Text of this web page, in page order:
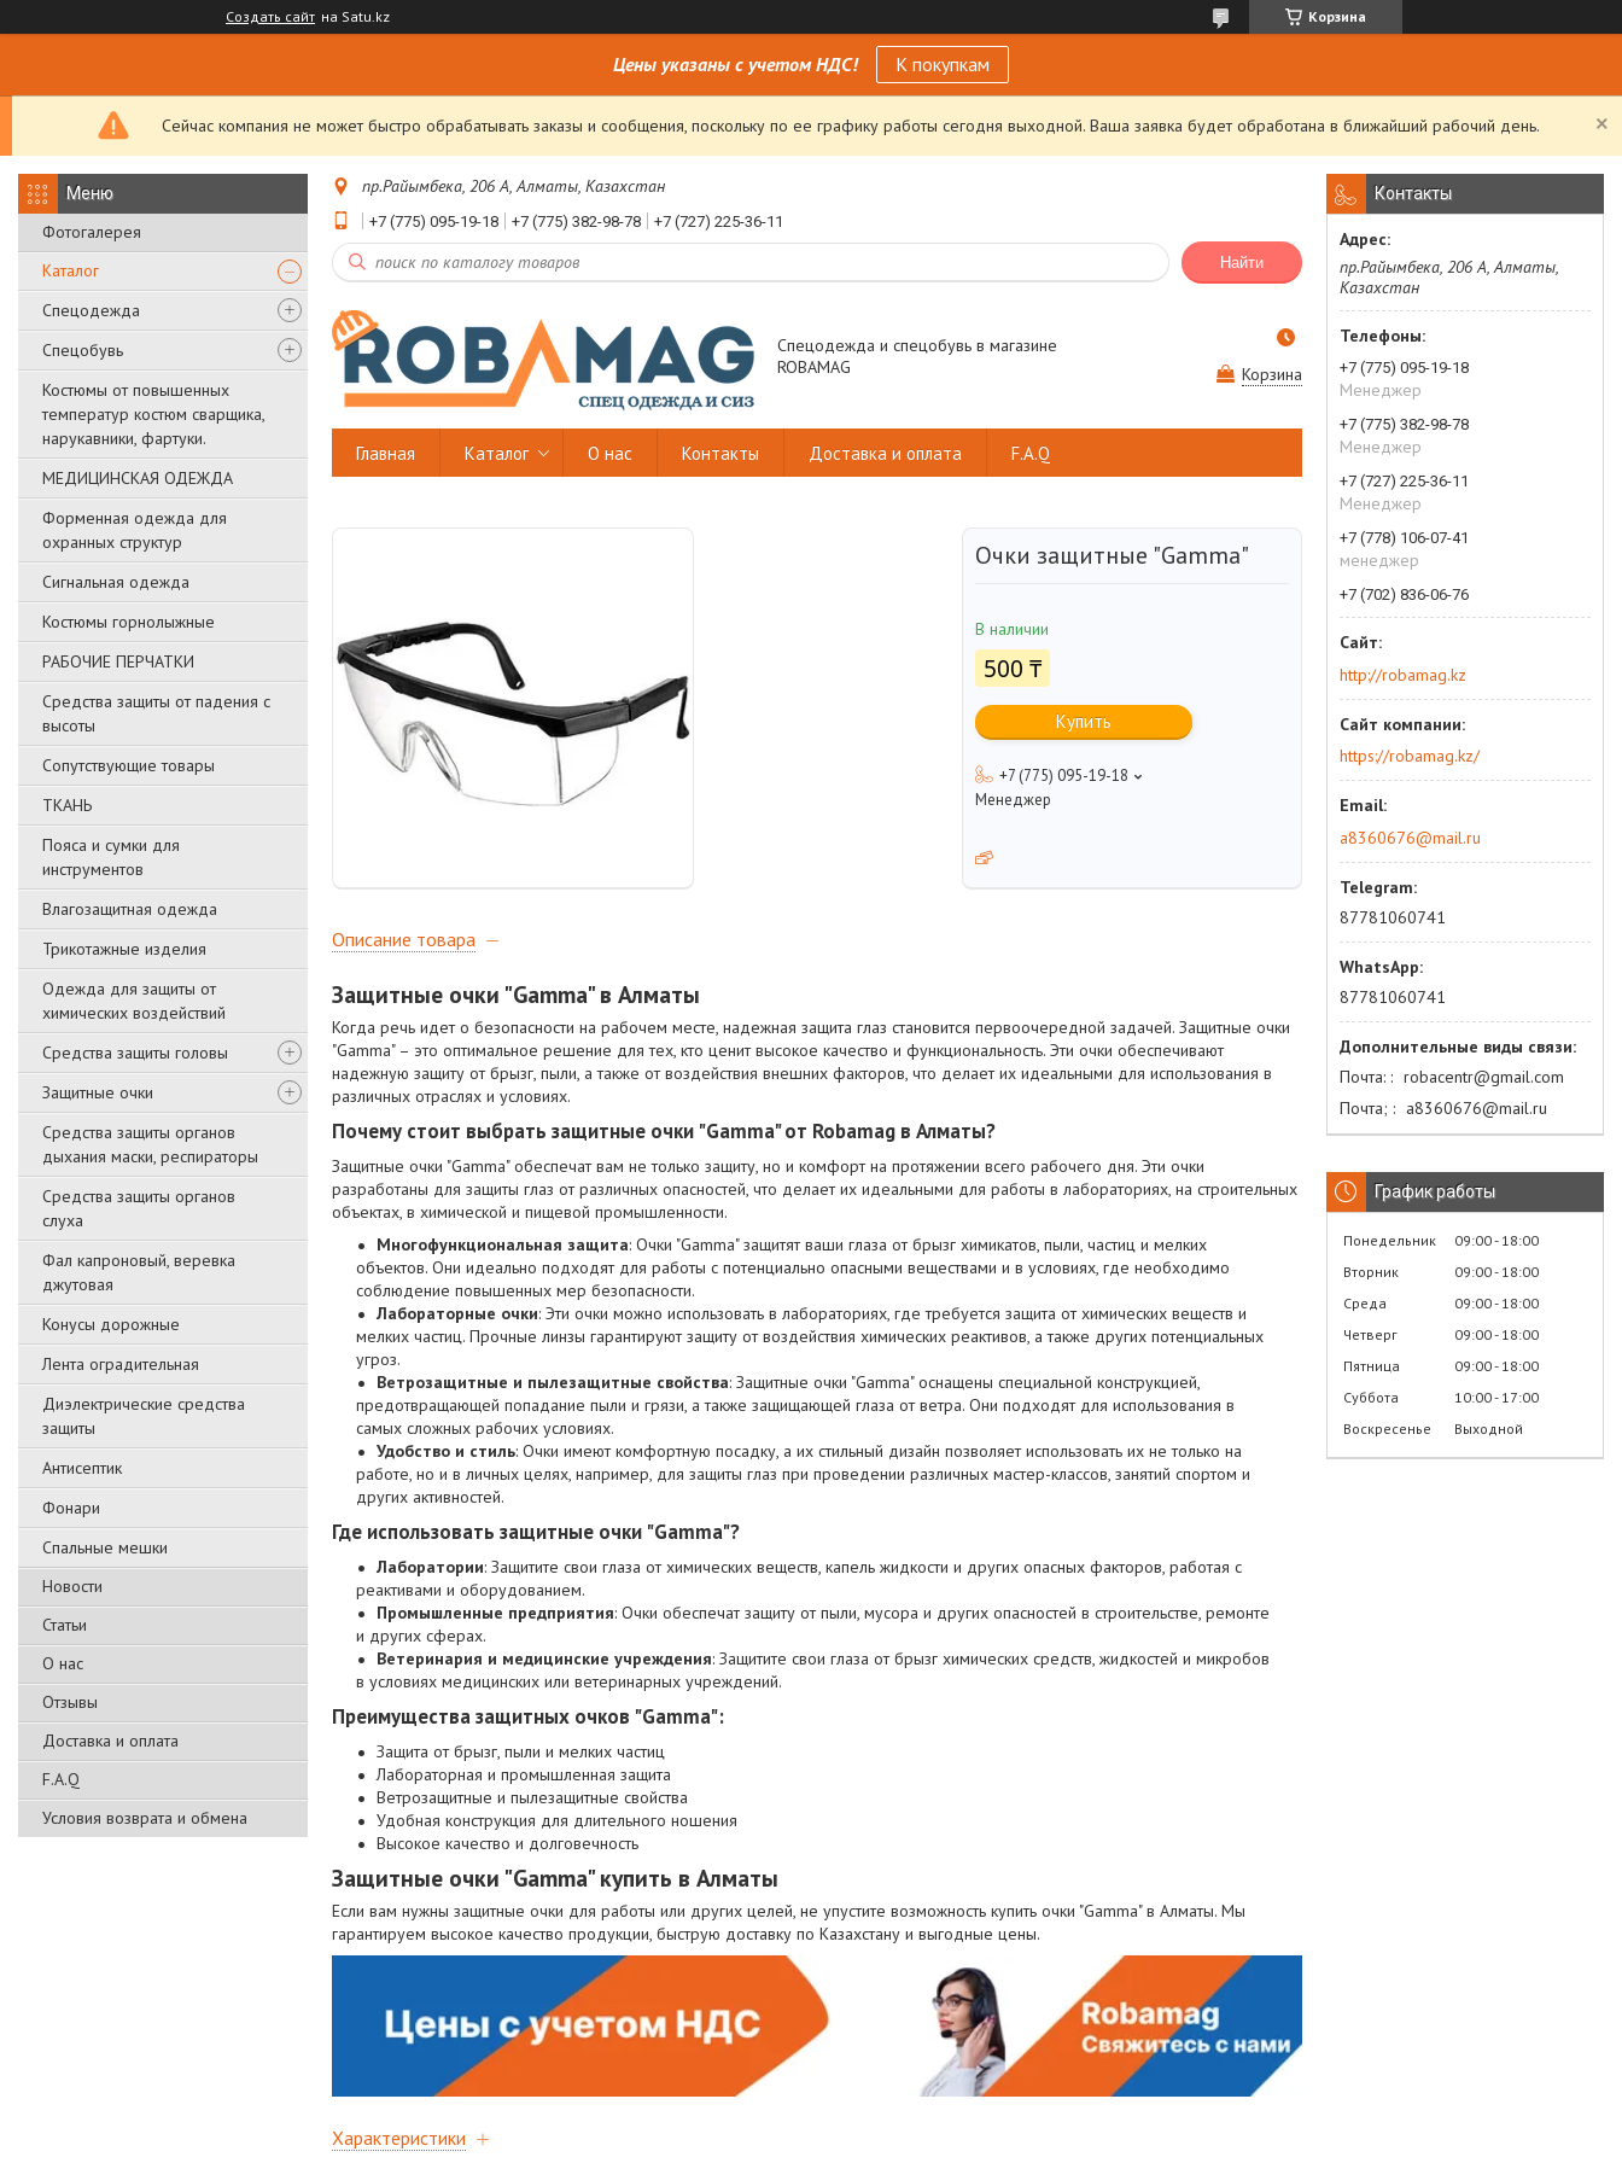
Создать сайт на Satu.kz Корзина
Цены указаны с учетом НДС! К покупкам
Сейчас компания не может быстро обрабатывать заказы и сообщения, поскольку по ее графику работы сегодня выходной. Ваша заявка будет обработана в ближайший рабочий день.
Фотогалерея
Каталог
Спецодежда
Спецобувь
Костюмы от повышенных
температур костюм сварщика,
нарукавники, фартуки.
МЕДИЦИНСКАЯ ОДЕЖДА
Форменная одежда для
охранных структур
Сигнальная одежда
Костюмы горнолыжные
РАБОЧИЕ ПЕРЧАТКИ
Средства защиты от падения с
высоты
Сопутствующие товары
ТКАНЬ
Пояса и сумки для
инструментов
Влагозащитная одежда
Трикотажные изделия
Одежда для защиты от
химических воздействий
Средства защиты головы
Защитные очки
Средства защиты органов
дыхания маски, респираторы
Средства защиты органов
слуха
Фал капроновый, веревка
джутовая
Конусы дорожные
Лента оградительная
Диэлектрические средства
защиты
Антисептик
Фонари
Спальные мешки
Новости
Статьи
О нас
Отзывы
Доставка и оплата
F.A.Q
Условия возврата и обмена
пр.Райымбека, 206 А, Алматы, Казахстан
+7 (775) 095-19-18 +7 (775) 382-98-78 +7 (727) 225-36-11
Найти
Спецодежда и спецобувь в магазине
ROBAMAG
Корзина
Главная Каталог О нас Контакты Доставка и оплата F.A.Q
Очки защитные "Gamma"
В наличии
500 ₸
Купить
+7 (775) 095-19-18
Менеджер
Описание товара
Защитные очки "Gamma" в Алматы
Когда речь идет о безопасности на рабочем месте, надежная защита глаз становится первоочередной задачей. Защитные очки
"Gamma" – это оптимальное решение для тех, кто ценит высокое качество и функциональность. Эти очки обеспечивают
надежную защиту от брызг, пыли, а также от воздействия внешних факторов, что делает их идеальными для использования в
различных отраслях и условиях.
Почему стоит выбрать защитные очки "Gamma" от Robamag в Алматы?
Защитные очки "Gamma" обеспечат вам не только защиту, но и комфорт на протяжении всего рабочего дня. Эти очки
разработаны для защиты глаз от различных опасностей, что делает их идеальными для работы в лабораториях, на строительных
объектах, в химической и пищевой промышленности.
Многофункциональная защита: Очки "Gamma" защитят ваши глаза от брызг химикатов, пыли, частиц и мелких
объектов. Они идеально подходят для работы с потенциально опасными веществами и в условиях, где необходимо
соблюдение повышенных мер безопасности.
Лабораторные очки: Эти очки можно использовать в лабораториях, где требуется защита от химических веществ и
мелких частиц. Прочные линзы гарантируют защиту от воздействия химических реактивов, а также других потенциальных
угроз.
Ветрозащитные и пылезащитные свойства: Защитные очки "Gamma" оснащены специальной конструкцией,
предотвращающей попадание пыли и грязи, а также защищающей глаза от ветра. Они подходят для использования в
самых сложных рабочих условиях.
Удобство и стиль: Очки имеют комфортную посадку, а их стильный дизайн позволяет использовать их не только на
работе, но и в личных целях, например, для защиты глаз при проведении различных мастер-классов, занятий спортом и
других активностей.
Где использовать защитные очки "Gamma"?
Лаборатории: Защитите свои глаза от химических веществ, капель жидкости и других опасных факторов, работая с
реактивами и оборудованием.
Промышленные предприятия: Очки обеспечат защиту от пыли, мусора и других опасностей в строительстве, ремонте
и других сферах.
Ветеринария и медицинские учреждения: Защитите свои глаза от брызг химических средств, жидкостей и микробов
в условиях медицинских или ветеринарных учреждений.
Преимущества защитных очков "Gamma":
Защита от брызг, пыли и мелких частиц
Лабораторная и промышленная защита
Ветрозащитные и пылезащитные свойства
Удобная конструкция для длительного ношения
Высокое качество и долговечность
Защитные очки "Gamma" купить в Алматы
Если вам нужны защитные очки для работы или других целей, не упустите возможность купить очки "Gamma" в Алматы. Мы
гарантируем высокое качество продукции, быструю доставку по Казахстану и выгодные цены.
Характеристики
Контакты
пр.Райымбека, 206 А, Алматы,
Казахстан
+7 (775) 095-19-18
Менеджер
+7 (775) 382-98-78
Менеджер
+7 (727) 225-36-11
Менеджер
+7 (778) 106-07-41
менеджер
+7 (702) 836-06-76
http://robamag.kz
https://robamag.kz/
a8360676@mail.ru
87781060741
87781060741
Почта:
robacentr@gmail.com
Почта;
а8360676@mail.ru
График работы
Понедельник 09:00 18:00
Вторник
09:00 18:00
Среда
09:00 18:00
Четверг
09:00 18:00
Пятница
09:00 18:00
Суббота
10:00 17:00
Воскресенье
Выходной